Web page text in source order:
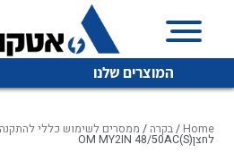
המוצרים שלנו
Home
/בקרה / ממסרים לשימוש כללי
לחצן(OM MY2IN 48/50AC(S